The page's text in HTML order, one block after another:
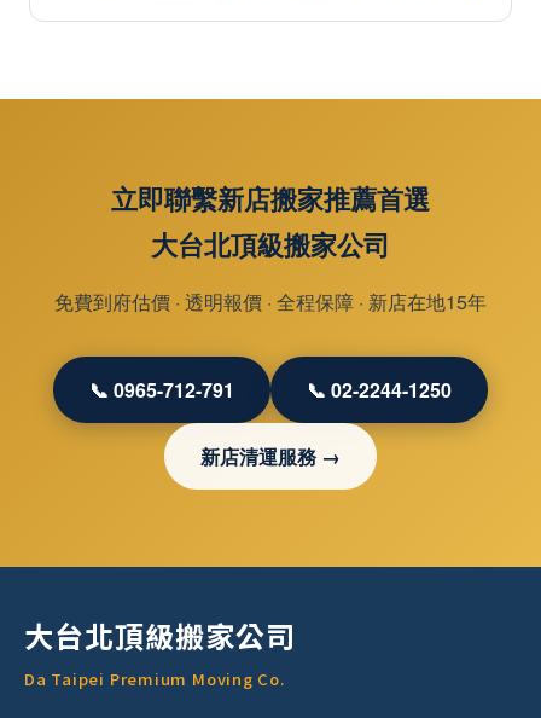
立即聯繫新店搬家推薦首選
大台北頂級搬家公司
免費到府估價 · 透明報價 · 全程保障 · 新店在地15年
📞 0965-712-791 📞 02-2244-1250
新店清運服務 →
大台北頂級搬家公司
Da Taipei Premium Moving Co.